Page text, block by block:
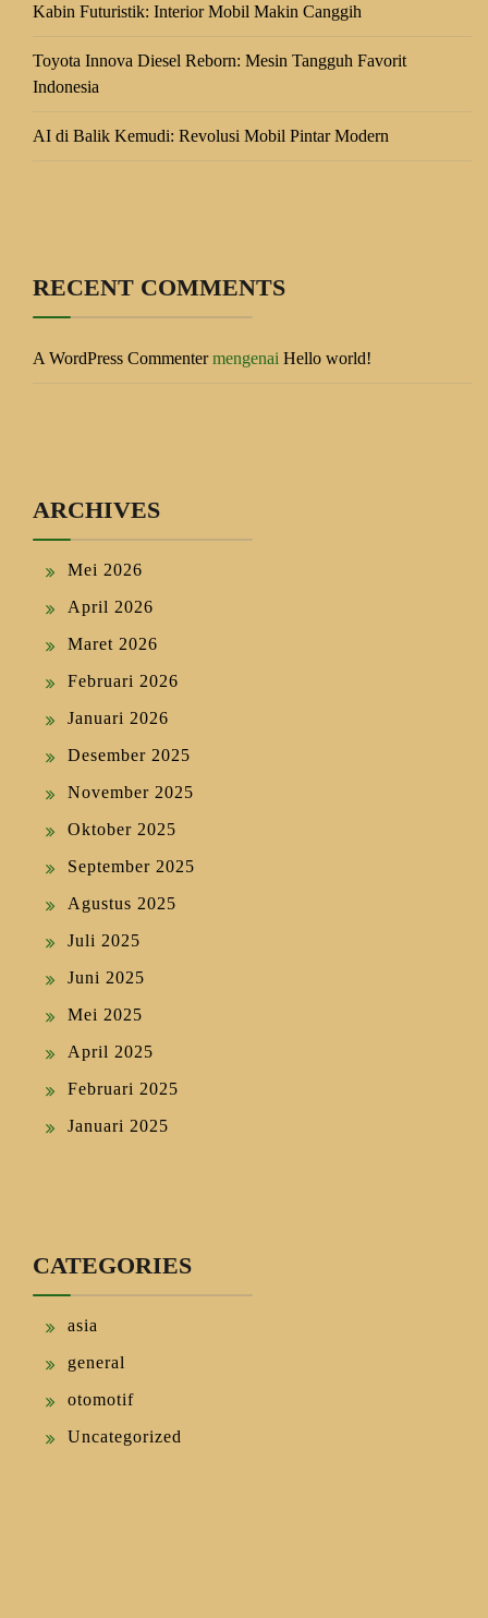
Kabin Futuristik: Interior Mobil Makin Canggih
Toyota Innova Diesel Reborn: Mesin Tangguh Favorit
Indonesia
AI di Balik Kemudi: Revolusi Mobil Pintar Modern
RECENT COMMENTS
A WordPress Commentermengenai Hello world!
ARCHIVES
Mei 2026
April 2026
Maret 2026
Februari 2026
Januari 2026
Desember 2025
November 2025
Oktober 2025
September 2025
Agustus 2025
Juli 2025
Juni 2025
Mei 2025
April 2025
Februari 2025
Januari 2025
CATEGORIES
asia
general
otomotif
Uncategorized